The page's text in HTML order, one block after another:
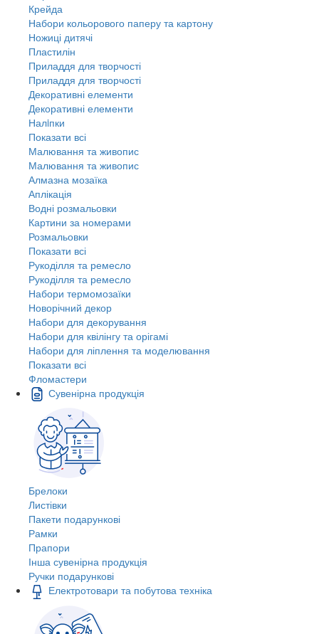
Крейда
Набори кольорового паперу та картону
Ножиці дитячі
Пластилін
Приладдя для творчості
Приладдя для творчості
Декоративні елементи
Декоративні елементи
Налiпки
Показати всі
Малювання та живопис
Малювання та живопис
Алмазна мозаїка
Аплікація
Водні розмальовки
Картини за номерами
Розмальовки
Показати всі
Рукоділля та ремесло
Рукоділля та ремесло
Набори термомозаїки
Новорічний декор
Набори для декорування
Набори для квілінгу та орігамі
Набори для ліплення та моделювання
Показати всі
Фломастери
Сувенірна продукція
Брелоки
Листівки
Пакети подарункові
Рамки
Прапори
Інша сувенірна продукція
Ручки подарункові
Електротовари та побутова техніка